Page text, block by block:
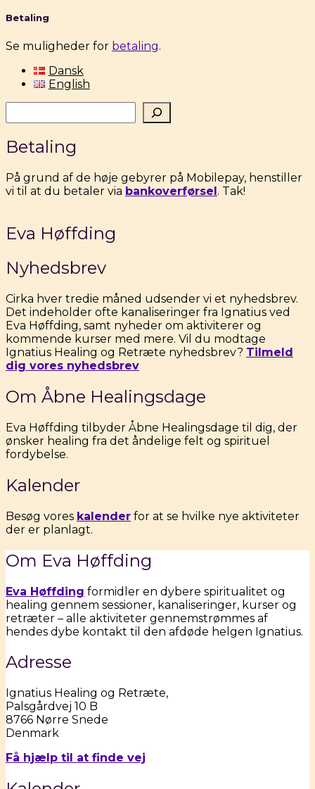
Betaling
Se muligheder for betaling.
Dansk
English
Betaling
På grund af de høje gebyrer på Mobilepay, henstiller
vi til at du betaler via bankoverførsel . Tak!
Eva Høffding
Nyhedsbrev
Cirka hver tredie måned udsender vi et nyhedsbrev.
Det indeholder ofte kanaliseringer fra Ignatius ved
Eva Høffding, samt nyheder om aktiviterer og
kommende kurser med mere. Vil du modtage
Ignatius Healing og Retræte nyhedsbrev? Tilmeld
dig vores nyhedsbrev
Om Åbne Healingsdage
Eva Høffding tilbyder Åbne Healingsdage til dig, der
ønsker healing fra det åndelige felt og spirituel
fordybelse.
Kalender
Besøg vores kalender for at se hvilke nye aktiviteter
der er planlagt.
Om Eva Høffding
Eva Høffding formidler en dybere spiritualitet og
healing gennem sessioner, kanaliseringer, kurser og
retræter – alle aktiviteter gennemstrømmes af
hendes dybe kontakt til den afdøde helgen Ignatius.
Adresse
Ignatius Healing og Retræte,
Palsgårdvej 10 B
8766 Nørre Snede
Denmark
Få hjælp til at finde vej